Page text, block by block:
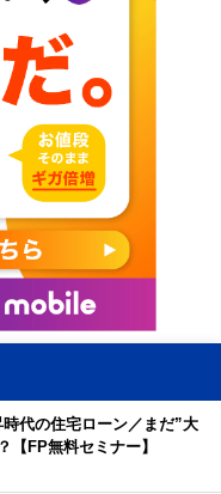
代の住宅ローン／まだ”大
【FP無料セミナー】